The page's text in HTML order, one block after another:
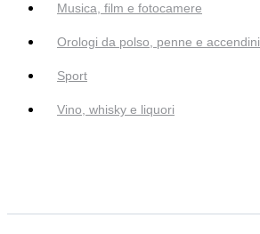
Musica, film e fotocamere
Orologi da polso, penne e accendini
Sport
Vino, whisky e liquori